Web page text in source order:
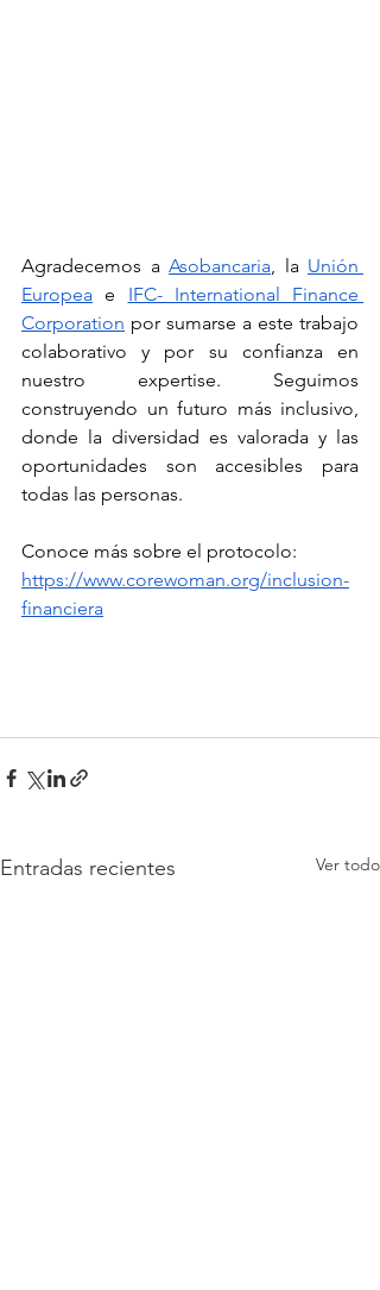
Agradecemos a Asobancaria, la Unión
Europea e IFC- International Finance
Corporation por sumarse a este trabajo
colaborativo y por su confianza en
nuestro expertise. Seguimos
construyendo un futuro más inclusivo,
donde la diversidad es valorada y las
oportunidades son accesibles para
todas las personas.
Conoce más sobre el protocolo:
https://www.corewoman.org/inclusion-
financiera
Entradas recientes Ver todo